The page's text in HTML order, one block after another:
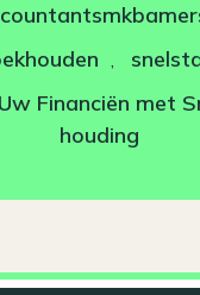
,
Financiën met
houding